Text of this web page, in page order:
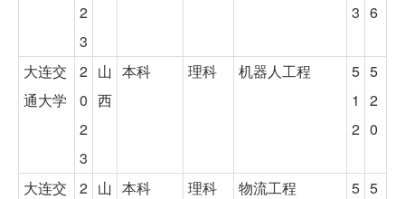
2
3
3 6
大连交
通大学
2
0
2
3
山
西
本科 理科 机器人工程
5
1
2
5
2
0
大连交
2 山 本科 理科 物流工程
5 5